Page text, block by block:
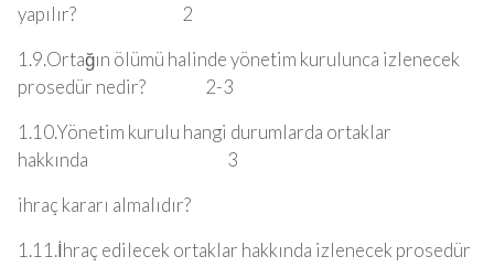
yapılır? 2
1.9.Ortağın ölümü halinde yönetim kurulunca izlenecek
prosedür nedir? 2-3
1.10.Yönetim kurulu hangi durumlarda ortaklar
hakkında 3
ihraç kararı almalıdır?
1.11.İhraç edilecek ortaklar hakkında izlenecek prosedür